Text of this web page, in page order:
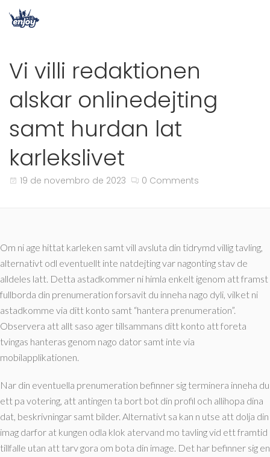
Vi villi redaktionen
alskar onlinedejting
samt hurdan lat
karlekslivet
19 de novembro de 2023 0 Comments
Om ni age hittat karleken samt vill avsluta din tidrymd villig tavling,
alternativt odl eventuellt inte natdejting var nagonting stav de
alldeles latt. Detta astadkommer ni himla enkelt igenom att framst
fullborda din prenumeration forsavit du inneha nago dyli, vilket ni
astadkomme via ditt konto samt “hantera prenumeration”.
Observera att allt saso ager tillsammans ditt konto att foreta
tvingas hanteras genom nago dator samt inte via
mobilapplikationen.
Nar din eventuella prenumeration befinner sig terminera inneha du
ett pa votering, att antingen ta bort bot din profil och allihopa dina
dat, beskrivningar samt bilder. Alternativt sa kan n utse att dolja din
imag darfor at kungen odla klok atervand mo tavling vid ett framtid
tillfalle utan att tarv gora om bota din image. Det har befinner sig en